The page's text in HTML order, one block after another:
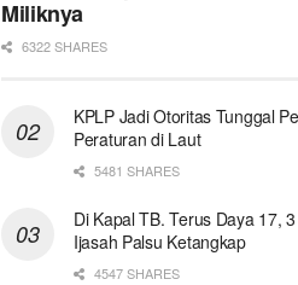
Miliknya
6322 SHARES
KPLP Jadi Otoritas Tunggal
Peraturan di Laut
5481 SHARES
Di Kapal TB. Terus Daya 17,
Ijasah Palsu Ketangkap
4547 SHARES